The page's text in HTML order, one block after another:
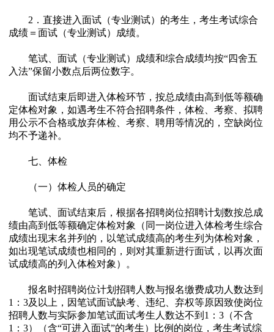
2．直接进入面试（专业测试）的考生，考生考试综合
成绩＝面试（专业测试）成绩。
笔试、面试（专业测试）成绩和综合成绩均按“四舍五
入法”保留小数点后两位数字。
面试结束后即进入体检环节，按总成绩由高到低等额确
定体检对象，如遇考生不符合招聘条件，体检、考察、拟聘
用公示不合格或放弃体检、考察、聘用等情况的，空缺岗位
均不予递补。
七、体检
（一）体检人员的确定
笔试、面试结束后，根据各招聘岗位招聘计划数按总成
绩由高到低等额确定体检对象（同一岗位进入体检考生综合
成绩出现末名并列的，以笔试成绩高的考生列为体检对象，
如出现笔试成绩也相同的，则对其重新进行面试，以再次面
试成绩高的列入体检对象）。
报名时招聘岗位计划招聘人数与报名缴费成功人数达到
1：3及以上，因笔试面试缺考、违纪、弃权等原因致使岗位
招聘人数与实际参加笔试面试考生人数达不到1：3（不含
1：3）（含“可进入面试”的考生）比例的岗位，考生考试综